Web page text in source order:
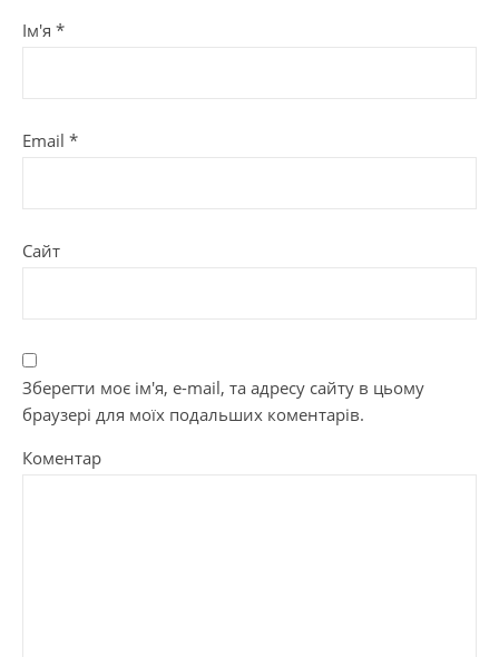
Ім'я *
Email *
Сайт
Зберегти моє ім'я, e-mail, та адресу сайту в цьому
браузері для моїх подальших коментарів.
Коментар